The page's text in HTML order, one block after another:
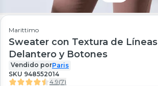
Marittimo
Sweater con Textura de Líneas
Delantero y Botones
Vendido porParis
SKU 948552014
4.9(7)